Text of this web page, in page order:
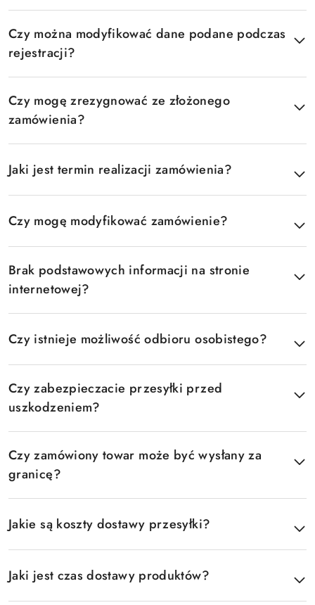
Czy można modyfikować dane podane podczas
rejestracji?
Czy mogę zrezygnować ze złożonego
zamówienia?
Jaki jest termin realizacji zamówienia?
Czy mogę modyfikować zamówienie?
Brak podstawowych informacji na stronie
internetowej?
Czy istnieje możliwość odbioru osobistego?
Czy zabezpieczacie przesyłki przed
uszkodzeniem?
Czy zamówiony towar może być wysłany za
granicę?
Jakie są koszty dostawy przesyłki?
Jaki jest czas dostawy produktów?